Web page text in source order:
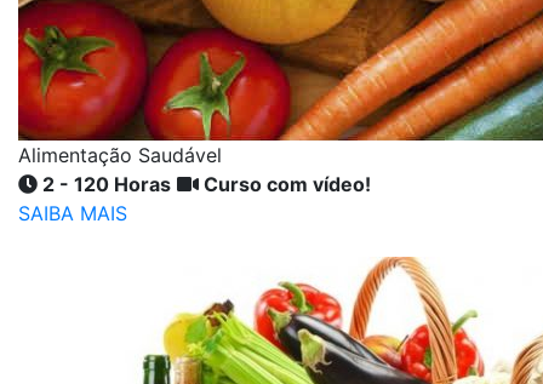
Alimentação Saudável
2 - 120 Horas
Curso com vídeo!
SAIBA MAIS